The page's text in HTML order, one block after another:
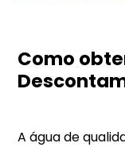
Como
A água de